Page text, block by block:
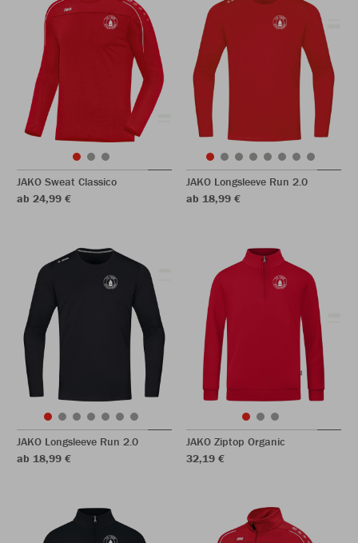
JAKO Sweat Classico
ab 24,99 €
JAKO Longsleeve Run 2.0
ab 18,99 €
JAKO Longsleeve Run 2.0
ab 18,99 €
JAKO Ziptop Organic
32,19 €